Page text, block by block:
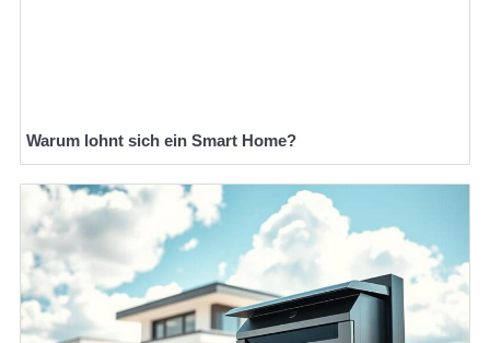
Warum lohnt sich ein Smart Home?